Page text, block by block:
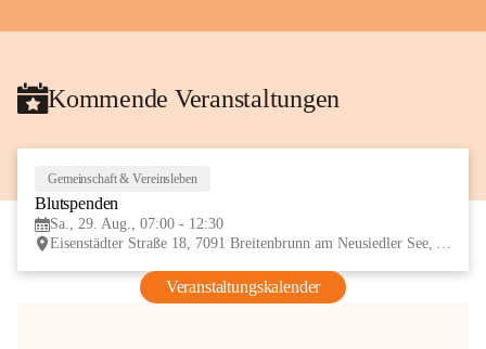
Kommende Veranstaltungen
Gemeinschaft & Vereinsleben
Blutspenden
Sa., 29. Aug., 07:00 - 12:30
Eisenstädter Straße 18, 7091 Breitenbrunn am Neusiedler See, AUT
Veranstaltungskalender